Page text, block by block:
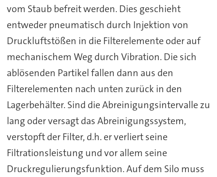
vom Staub befreit werden. Dies geschieht
entweder pneumatisch durch Injektion von
Druckluftstößen in die Filterelemente oder auf
mechanischem Weg durch Vibration. Die sich
ablösenden Partikel fallen dann aus den
Filterelementen nach unten zurück in den
Lagerbehälter. Sind die Abreinigungsintervalle zu
lang oder versagt das Abreinigungssystem,
verstopft der Filter, d.h. er verliert seine
Filtrationsleistung und vor allem seine
Druckregulierungsfunktion. Auf dem Silo muss